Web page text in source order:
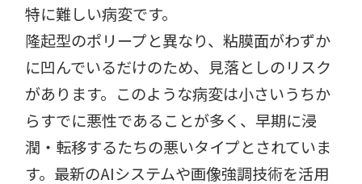
特に難しい病変です。
隆起型のポリープと異なり、粘膜面がわずか
に凹んでいるだけのため、見落としのリスク
があります。このような病変は小さいうちか
らすでに悪性であることが多く、早期に浸
潤・転移するたちの悪いタイプとされていま
す。最新のAIシステムや画像強調技術を活用